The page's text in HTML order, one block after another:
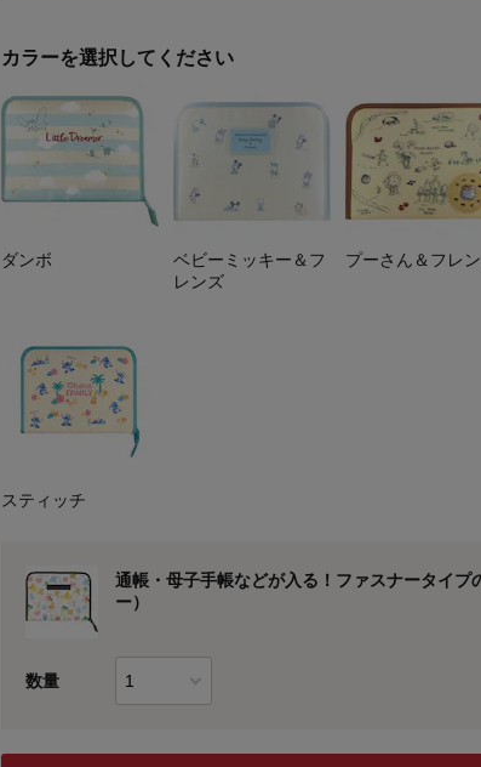
カラーを選択してください
ダンボ
ベビーミッキー＆フ
レンズ
プーさん＆フレ
スティッチ
通帳・母子手帳などが入る！ファスナータイ
ー）
数量